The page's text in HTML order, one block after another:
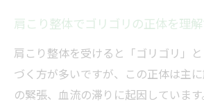
肩こり整体でゴリゴリの正体を理解
肩こり整体を受けると「ゴリゴリ」
づく方が多いですが、この正体は主
の緊張、血流の滞りに起因していま